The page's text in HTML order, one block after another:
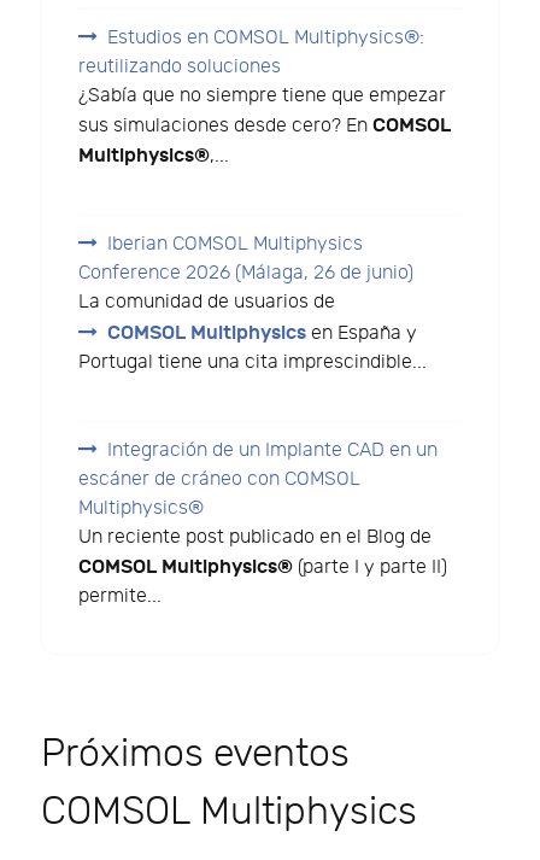
Estudios en COMSOL Multiphysics®:
reutilizando soluciones
¿Sabía que no siempre tiene que empezar
sus simulaciones desde cero? En COMSOL
Multiphysics®,...
Iberian COMSOL Multiphysics
Conference 2026 (Málaga, 26 de junio)
La comunidad de usuarios de
COMSOL Multiphysics en España y
Portugal tiene una cita imprescindible...
Integración de un Implante CAD en un
escáner de cráneo con COMSOL
Multiphysics®
Un reciente post publicado en el Blog de
COMSOL Multiphysics® (parte I y parte II)
permite...
Próximos eventos
COMSOL Multiphysics